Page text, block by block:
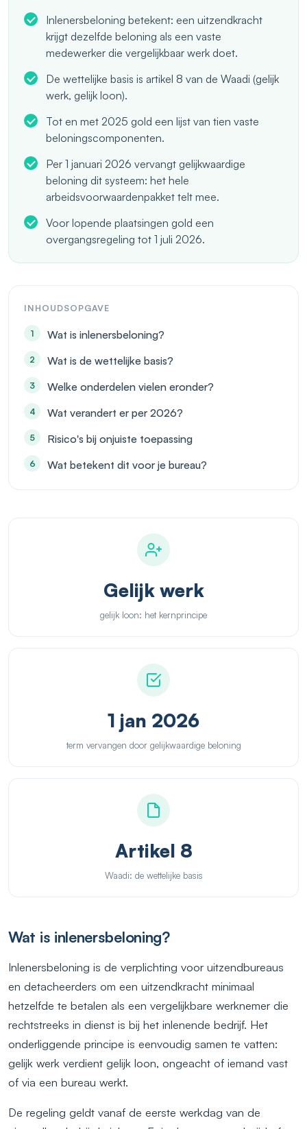
Inlenersbeloning betekent: een uitzendkracht
krijgt dezelfde beloning als een vaste
medewerker die vergelijkbaar werk doet.
De wettelijke basis is artikel 8 van de Waadi (gelijk
werk, gelijk loon).
Tot en met 2025 gold een lijst van tien vaste
beloningscomponenten.
Per 1 januari 2026 vervangt gelijkwaardige
beloning dit systeem: het hele
arbeidsvoorwaardenpakket telt mee.
Voor lopende plaatsingen gold een
overgangsregeling tot 1 juli 2026.
INHOUDSOPGAVE
Wat is inlenersbeloning?
Wat is de wettelijke basis?
Welke onderdelen vielen eronder?
Wat verandert er per 2026?
Risico's bij onjuiste toepassing
Wat betekent dit voor je bureau?
Gelijk werk
gelijk loon: het kernprincipe
1 jan 2026
term vervangen door gelijkwaardige beloning
Artikel 8
Waadi: de wettelijke basis
Wat is inlenersbeloning?
Inlenersbeloning is de verplichting voor uitzendbureaus
en detacheerders om een uitzendkracht minimaal
hetzelfde te betalen als een vergelijkbare werknemer die
rechtstreeks in dienst is bij het inlenende bedrijf. Het
onderliggende principe is eenvoudig samen te vatten:
gelijk werk verdient gelijk loon, ongeacht of iemand vast
of via een bureau werkt.
De regeling geldt vanaf de eerste werkdag van de